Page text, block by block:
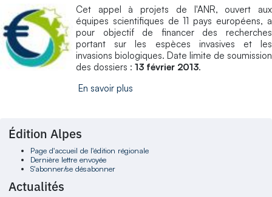
Cet appel à projets de l'ANR, ouvert aux
équipes scientifiques de 11 pays européens, a
pour objectif de financer des recherches
portant sur les espèces invasives et les
invasions biologiques. Date limite de soumission
des dossiers : 13 février 2013.
En savoir plus
Édition Alpes
Page d'accueil de l'édition régionale
Dernière lettre envoyée
S'abonner/se désabonner
Actualités